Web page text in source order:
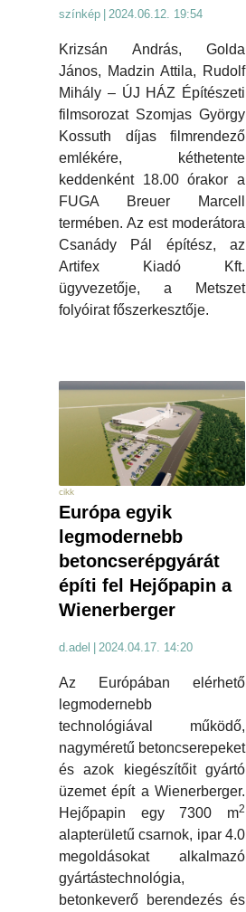
színkép 2024.06.12. 19:54
Krizsán András, Golda
János, Madzin Attila, Rudolf
Mihály – ÚJ HÁZ Építészeti
filmsorozat Szomjas György
Kossuth díjas filmrendező
emlékére, kéthetente
keddenként 18.00 órakor a
FUGA Breuer Marcell
termében. Az est moderátora
Csanády Pál építész, az
Artifex Kiadó Kft.
ügyvezetője, a Metszet
folyóirat főszerkesztője.
cikk
Európa egyik
legmodernebb
betoncserépgyárát
építi fel Hejőpapin a
Wienerberger
d.adel 2024.04.17. 14:20
Az Európában elérhető
legmodernebb
technológiával működő,
nagyméretű betoncserepeket
és azok kiegészítőit gyártó
üzemet épít a Wienerberger.
Hejőpapin egy 7300 m2
alapterületű csarnok, ipar 4.0
megoldásokat alkalmazó
gyártástechnológia,
betonkeverő berendezés és